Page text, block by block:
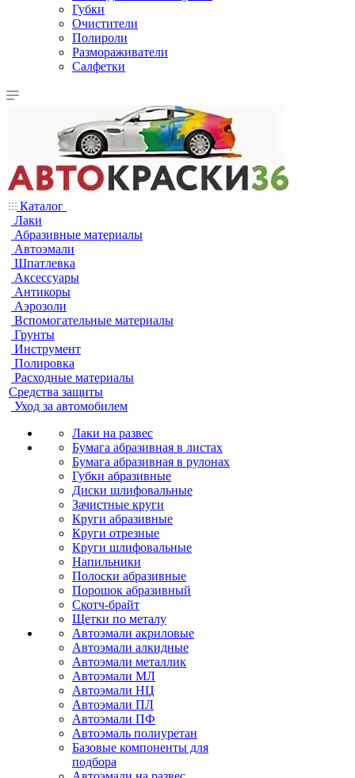
Губки
Очистители
Полироли
Размораживатели
Салфетки
Каталог
Лаки
Абразивные материалы
Автоэмали
Шпатлевка
Аксессуары
Антикоры
Аэрозоли
Вспомогательные материалы
Грунты
Инструмент
Полировка
Расходные материалы
Средства защиты
Уход за автомобилем
Лаки на развес
Бумага абразивная в листах
Бумага абразивная в рулонах
Губки абразивные
Диски шлифовальные
Зачистные круги
Круги абразивные
Круги отрезные
Круги шлифовальные
Напильники
Полоски абразивные
Порошок абразивный
Скотч-брайт
Щетки по металу
Автоэмали акриловые
Автоэмали алкидные
Автоэмали металлик
Автоэмали МЛ
Автоэмали НЦ
Автоэмали ПЛ
Автоэмали ПФ
Автоэмаль полиуретан
Базовые компоненты для
подбора